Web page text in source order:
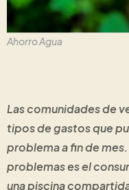
Ahorro Agua
Las comunidades de
tipos de gastos que
problema a fin de
problemas es el
una piscina